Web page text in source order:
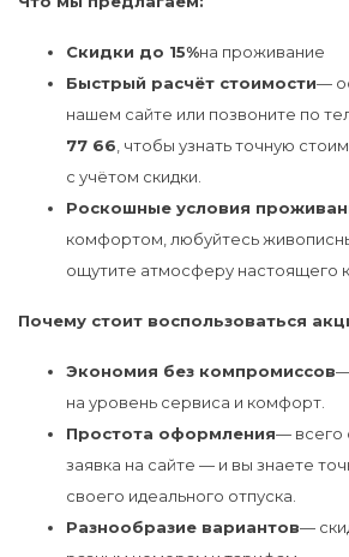
Скидки до 15%на проживание
Быстрый расчёт стоимости—
нашем сайте или позвоните по
77 66 , чтобы узнать точную
с учётом скидки.
Роскошные условия
комфортом, любуйтесь
ощутите атмосферу настоящего
Почему стоит воспользоваться
Экономия без компромиссов—
на уровень сервиса и комфорт.
Простота оформления— всего
заявка на сайте — и вы знаете
своего идеального отпуска.
Разнообразие вариантов—